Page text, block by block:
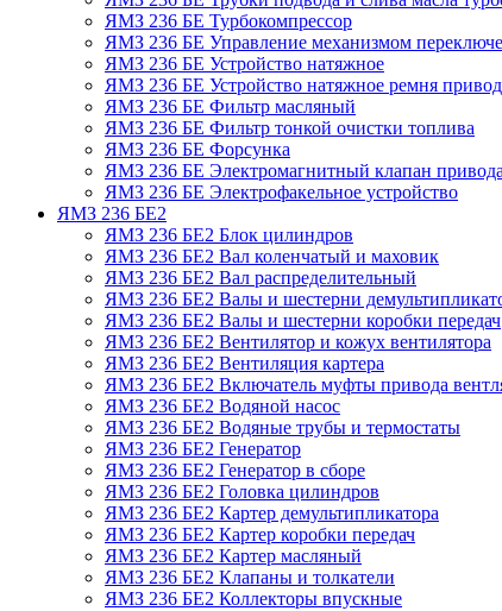
ЯМЗ 236 БЕ Турбокомпрессор
ЯМЗ 236 БЕ Управление механизмом
ЯМЗ 236 БЕ Устройство натяжное
ЯМЗ 236 БЕ Устройство натяжное ремня
ЯМЗ 236 БЕ Фильтр масляный
ЯМЗ 236 БЕ Фильтр тонкой очистки топлива
ЯМЗ 236 БЕ Форсунка
ЯМЗ 236 БЕ Электромагнитный клапан привода
ЯМЗ 236 БЕ Электрофакельное устройство
ЯМЗ 236 БЕ2
ЯМЗ 236 БЕ2 Блок цилиндров
ЯМЗ 236 БЕ2 Вал коленчатый и маховик
ЯМЗ 236 БЕ2 Вал распределительный
ЯМЗ 236 БЕ2 Валы и шестерни
ЯМЗ 236 БЕ2 Валы и шестерни коробки передач
ЯМЗ 236 БЕ2 Вентилятор и кожух вентилятора
ЯМЗ 236 БЕ2 Вентиляция картера
ЯМЗ 236 БЕ2 Включатель муфты привода
ЯМЗ 236 БЕ2 Водяной насос
ЯМЗ 236 БЕ2 Водяные трубы и термостаты
ЯМЗ 236 БЕ2 Генератор
ЯМЗ 236 БЕ2 Генератор в сборе
ЯМЗ 236 БЕ2 Головка цилиндров
ЯМЗ 236 БЕ2 Картер демультипликатора
ЯМЗ 236 БЕ2 Картер коробки передач
ЯМЗ 236 БЕ2 Картер масляный
ЯМЗ 236 БЕ2 Клапаны и толкатели
ЯМЗ 236 БЕ2 Коллекторы впускные